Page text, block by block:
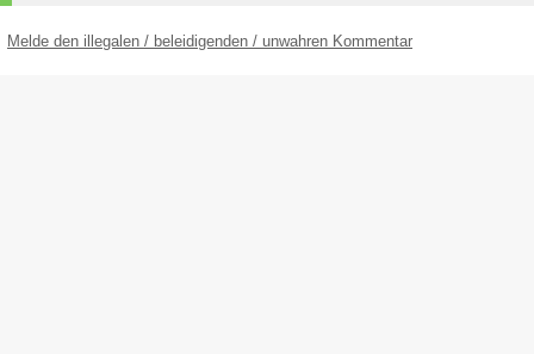
Melde den illegalen / beleidigenden / unwahren Kommentar